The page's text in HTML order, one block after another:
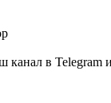
канал в Telegram